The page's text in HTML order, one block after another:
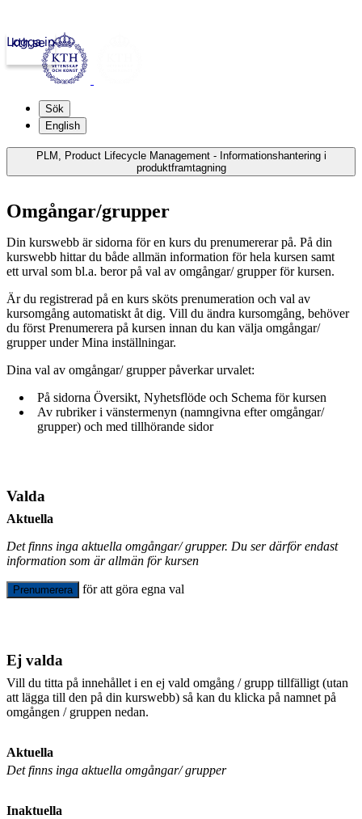
kth.se
Logga in
Sök
English
PLM, Product Lifecycle Management - Informationshantering i
produktframtagning
Omgångar/grupper
Din kurswebb är sidorna för en kurs du prenumererar på. På din
kurswebb hittar du både allmän information för hela kursen samt
ett urval som bl.a. beror på val av omgångar/ grupper för kursen.
Är du registrerad på en kurs sköts prenumeration och val av
kursomgång automatiskt åt dig. Vill du ändra kursomgång, behöver
du först Prenumerera på kursen innan du kan välja omgångar/
grupper under Mina inställningar.
Dina val av omgångar/ grupper påverkar urvalet:
På sidorna Översikt, Nyhetsflöde och Schema för kursen
Av rubriker i vänstermenyn (namngivna efter omgångar/
grupper) och med tillhörande sidor
Valda
Aktuella
Det finns inga aktuella omgångar/ grupper. Du ser därför endast
information som är allmän för kursen
Prenumerera för att göra egna val
Ej valda
Vill du titta på innehållet i en ej vald omgång / grupp tillfälligt (utan
att lägga till den på din kurswebb) så kan du klicka på namnet på
omgången / gruppen nedan.
Aktuella
Det finns inga aktuella omgångar/ grupper
Inaktuella